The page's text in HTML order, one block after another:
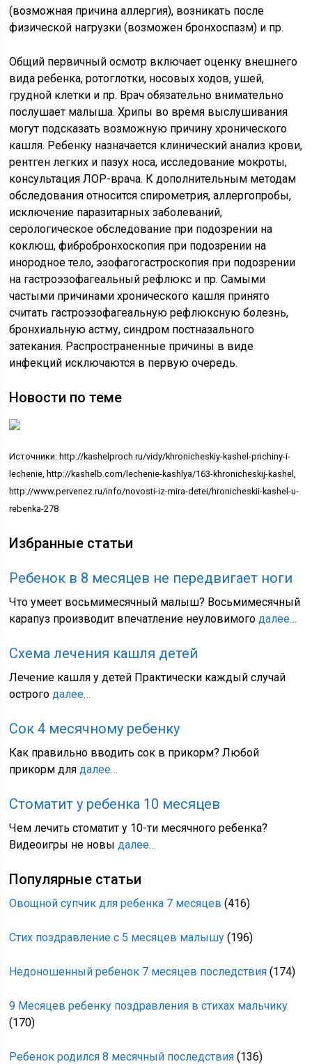
(возможная причина аллергия), возникать после
физической нагрузки (возможен бронхоспазм) и пр.
Общий первичный осмотр включает оценку внешнего
вида ребенка, ротоглотки, носовых ходов, ушей,
грудной клетки и пр. Врач обязательно внимательно
послушает малыша. Хрипы во время выслушивания
могут подсказать возможную причину хронического
кашля. Ребенку назначается клинический анализ крови,
рентген легких и пазух носа, исследование мокроты,
консультация ЛОР-врача. К дополнительным методам
обследования относится спирометрия, аллергопробы,
исключение паразитарных заболеваний,
серологическое обследование при подозрении на
коклюш, фибробронхоскопия при подозрении на
инородное тело, эзофагогастроскопия при подозрении
на гастроэзофагеальный рефлюкс и пр. Самыми
частыми причинами хронического кашля принято
считать гастроэзофагеальную рефлюксную болезнь,
бронхиальную астму, синдром постназального
затекания. Распространенные причины в виде
инфекций исключаются в первую очередь.
Новости по теме
Источники: http://kashelproch.ru/vidy/khronicheskiy-kashel-prichiny-i-
lechenie, http://kashelb.com/lechenie-kashlya/163-khronicheskij-kashel,
http://www.pervenez.ru/info/novosti-iz-mira-detei/hronicheskii-kashel-u-
rebenka-278
Избранные статьи
Ребенок в 8 месяцев не передвигает ноги
Что умеет восьмимесячный малыш? Восьмимесячный
карапуз производит впечатление неуловимогодалее…
Схема лечения кашля детей
Лечение кашля у детей Практически каждый случай
острогодалее…
Сок 4 месячному ребенку
Как правильно вводить сок в прикорм? Любой
прикорм длядалее…
Стоматит у ребенка 10 месяцев
Чем лечить стоматит у 10-ти месячного ребенка?
Видеоигры не новыдалее…
Популярные статьи
Овощной супчик для ребенка 7 месяцев (416)
Стих поздравление с 5 месяцев малышу (196)
Недоношенный ребенок 7 месяцев последствия (174)
9 Месяцев ребенку поздравления в стихах мальчику
(170)
Ребенок родился 8 месячный последствия (136)